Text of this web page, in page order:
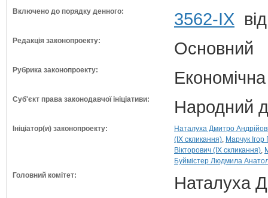
Включено до порядку денного: 3562-IX
Редакція законопроекту: Основний
Рубрика законопроекту:
Суб'єкт права законодавчої ініціативи: Народний
Ініціатор(и) законопроекту:
Наталуха Дмитро
(IX скликання) Марчук
Вікторович (IX скликання)
Буймістер Людмила
Головний комітет:
Наталуха